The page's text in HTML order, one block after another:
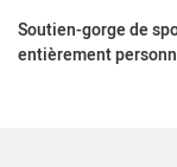
Soutien-gorge de
entièrement